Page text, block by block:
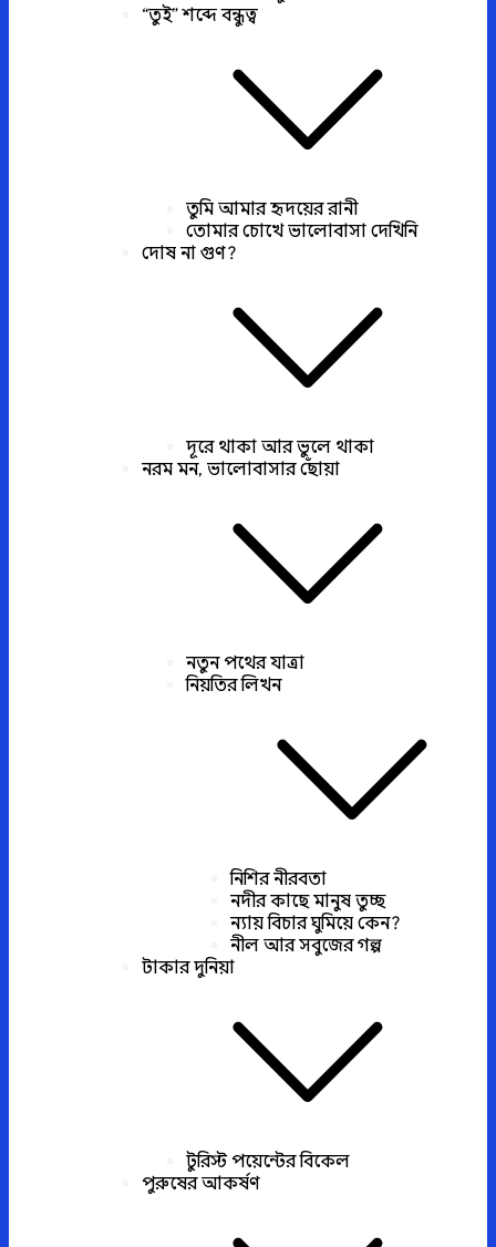
“তুই” শব্দে বন্ধুত্ব
তুমি আমার হৃদয়ের রানী
তোমার চোখে ভালোবাসা দেখিনি
দোষ না গুণ?
দূরে থাকা আর ভুলে থাকা
নরম মন, ভালোবাসার ছোঁয়া
নতুন পথের যাত্রা
নিয়তির লিখন
নিশির নীরবতা
নদীর কাছে মানুষ তুচ্ছ
ন্যায় বিচার ঘুমিয়ে কেন?
নীল আর সবুজের গল্প
টাকার দুনিয়া
টুরিস্ট পয়েন্টের বিকেল
পুরুষের আকর্ষণ